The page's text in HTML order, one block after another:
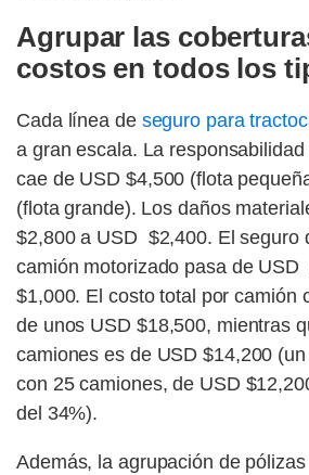
Agrupar las
costos en todos los
Cada línea de seguro para
a gran escala. La
cae de USD $4,500 (flota
(flota grande). Los daños
$2,800 a USD $2,400. El seguro
camión motorizado pasa de USD
$1,000. El costo total por camión
de unos USD $18,500, mientras
camiones es de USD $14,200
con 25 camiones, de USD
del 34%).
Además, la agrupación de